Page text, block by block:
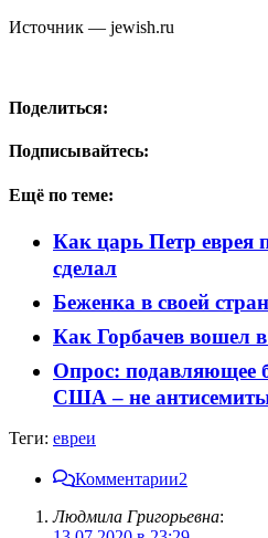
Источник — jewish.ru
Поделиться:
Подписывайтесь:
Ещё по теме:
Как царь Петр еврея
сделал
Беженка в своей
Как Горбачев вошел
Опрос: подавляющее
США – не
Теги: евреи
Комментарии2
Людмила Григорьевна: